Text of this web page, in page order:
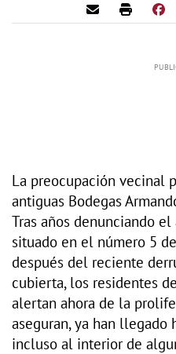
La preocupación vecinal
antiguas Bodegas
Tras años denunciando
situado en el número 5
después del reciente
cubierta, los residentes
alertan ahora de la
aseguran, ya han llegado
incluso al interior de